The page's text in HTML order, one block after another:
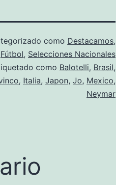
como Destacamos,
Fútbol, Selecciones Nacionales
como Balotelli, Brasil,
, Italia, Japon, Jo, Mexico,
Neymar